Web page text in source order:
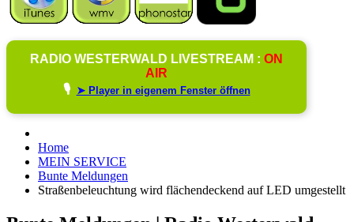
RADIO WESTERWALD LIVESTREAM : ON
AIR
🎙️ ➤ Player in eigenem Fenster öffnen
Home
MEIN SERVICE
Bunte Meldungen
Straßenbeleuchtung wird flächendeckend auf LED umgestellt